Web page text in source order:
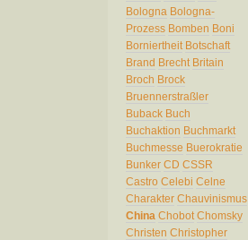
Bologna Bologna-
Prozess Bomben Boni
Borniertheit Botschaft
Brand Brecht Britain
Broch Brock
Bruennerstraßler
Buback Buch
Buchaktion Buchmarkt
Buchmesse Buerokratie
Bunker CD CSSR
Castro Celebi Celne
Charakter Chauvinismus
China Chobot Chomsky
Christen Christopher